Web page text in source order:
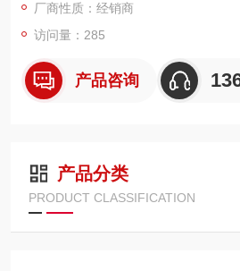
厂商性质：经销商
访问量：285
产品咨询
产品分类
PRODUCT CLASSIFICATION